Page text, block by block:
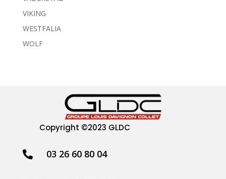
VIKING
WESTFALIA
WOLF
Copyright ©2023 GLDC
 03 26 60 80 04